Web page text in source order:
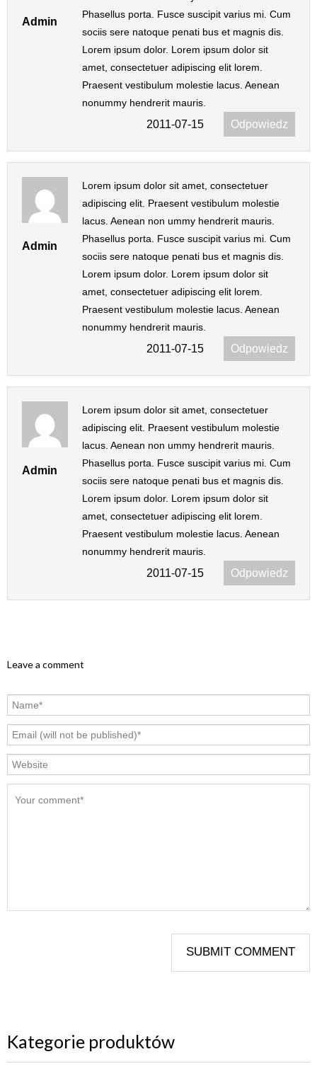
Admin
Phasellus porta. Fusce suscipit varius mi. Cum
sociis sere natoque penati bus et magnis dis.
Lorem ipsum dolor. Lorem ipsum dolor sit
amet, consectetuer adipiscing elit lorem.
Praesent vestibulum molestie lacus. Aenean
nonummy hendrerit mauris.
Odpowiedz
2011-07-15
Admin
Lorem ipsum dolor sit amet, consectetuer
adipiscing elit. Praesent vestibulum molestie
lacus. Aenean non ummy hendrerit mauris.
Phasellus porta. Fusce suscipit varius mi. Cum
sociis sere natoque penati bus et magnis dis.
Lorem ipsum dolor. Lorem ipsum dolor sit
amet, consectetuer adipiscing elit lorem.
Praesent vestibulum molestie lacus. Aenean
nonummy hendrerit mauris.
Odpowiedz
2011-07-15
Admin
Lorem ipsum dolor sit amet, consectetuer
adipiscing elit. Praesent vestibulum molestie
lacus. Aenean non ummy hendrerit mauris.
Phasellus porta. Fusce suscipit varius mi. Cum
sociis sere natoque penati bus et magnis dis.
Lorem ipsum dolor. Lorem ipsum dolor sit
amet, consectetuer adipiscing elit lorem.
Praesent vestibulum molestie lacus. Aenean
nonummy hendrerit mauris.
Odpowiedz
2011-07-15
Leave a comment
Kategorie produktów